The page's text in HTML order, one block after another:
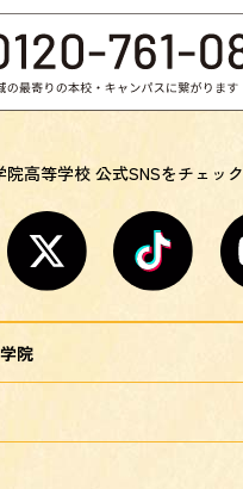
院高等学校 公式SNSをチェック
院